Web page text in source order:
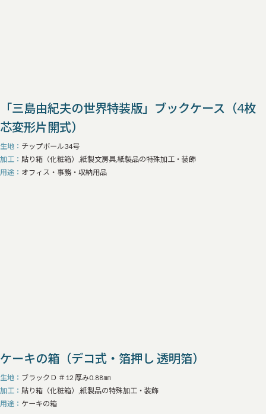
「三島由紀夫の世界特装版」ブックケース（4枚
芯変形片開式）
生地
チップボール34号
加工
貼り箱（化粧箱）,紙製文房具,紙製品の特殊加工・装飾
用途
オフィス・事務・収納用品
ケーキの箱（デコ式・箔押し 透明箔）
生地
ブラックＤ ＃12 厚み0.88㎜
加工
貼り箱（化粧箱）,紙製品の特殊加工・装飾
用途
ケーキの箱